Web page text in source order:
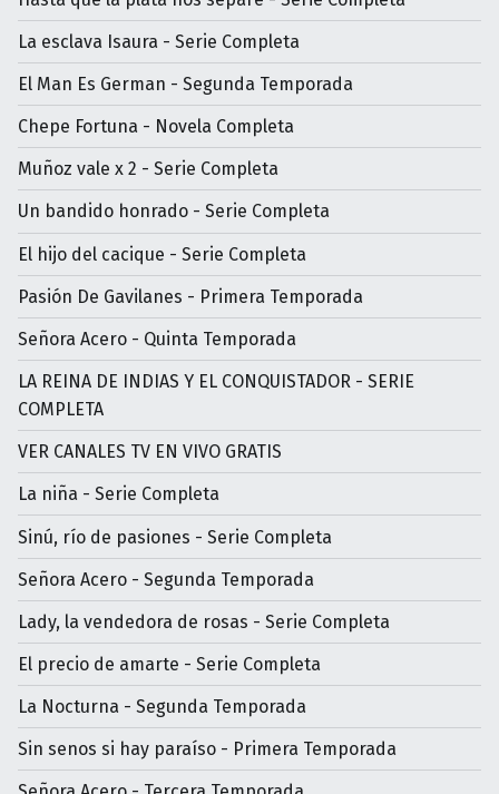
La esclava Isaura - Serie Completa
El Man Es German - Segunda Temporada
Chepe Fortuna - Novela Completa
Muñoz vale x 2 - Serie Completa
Un bandido honrado - Serie Completa
El hijo del cacique - Serie Completa
Pasión De Gavilanes - Primera Temporada
Señora Acero - Quinta Temporada
LA REINA DE INDIAS Y EL CONQUISTADOR - SERIE
COMPLETA
VER CANALES TV EN VIVO GRATIS
La niña - Serie Completa
Sinú, río de pasiones - Serie Completa
Señora Acero - Segunda Temporada
Lady, la vendedora de rosas - Serie Completa
El precio de amarte - Serie Completa
La Nocturna - Segunda Temporada
Sin senos si hay paraíso - Primera Temporada